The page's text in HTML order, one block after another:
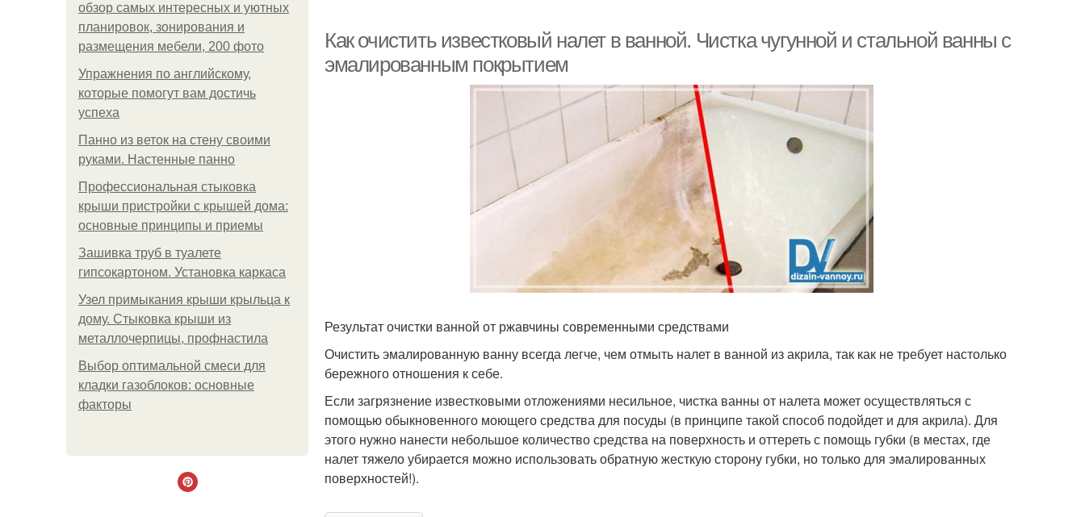
обзор самых интересных и уютных
планировок, зонирования и
размещения мебели, 200 фото
Упражнения по английскому,
которые помогут вам достичь
успеха
Панно из веток на стену своими
руками. Настенные панно
Профессиональная стыковка
крыши пристройки с крышей дома:
основные принципы и приемы
Зашивка труб в туалете
гипсокартоном. Установка каркаса
Узел примыкания крыши крыльца к
дому. Стыковка крыши из
металлочерпицы, профнастила
Выбор оптимальной смеси для
кладки газоблоков: основные
факторы
Как очистить известковый налет в ванной. Чистка чугунной и стальной ванны с
эмалированным покрытием
Результат очистки ванной от ржавчины современными средствами
Очистить эмалированную ванну всегда легче, чем отмыть налет в ванной из акрила, так как не требует настолько
бережного отношения к себе.
Если загрязнение известковыми отложениями несильное, чистка ванны от налета может осуществляться с
помощью обыкновенного моющего средства для посуды (в принципе такой способ подойдет и для акрила). Для
этого нужно нанести небольшое количество средства на поверхность и оттереть с помощь губки (в местах, где
налет тяжело убирается можно использовать обратную жесткую сторону губки, но только для эмалированных
поверхностей!).